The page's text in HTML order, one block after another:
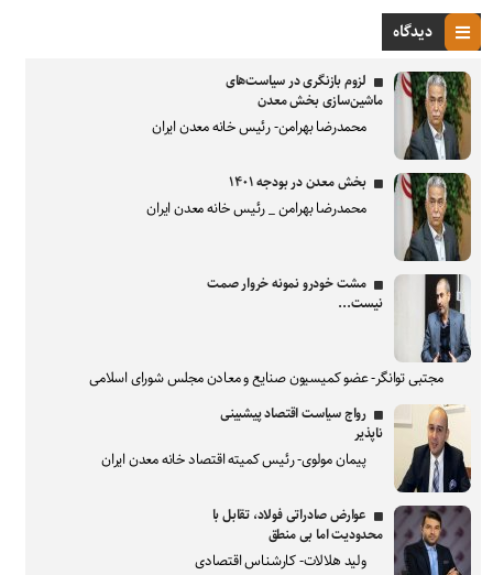
دیدگاه
لزوم بازنگری در سیاست‌های
ماشین‌سازی بخش معدن
محمدرضا بهرامن- رئیس خانه معدن ایران
بخش معدن در بودجه ۱۴۰۱
محمدرضا بهرامن _ رئیس خانه معدن ایران
مشت خودرو نمونه خروار صمت
نیست...
مجتبی توانگر- عضو کمیسیون صنایع و معادن مجلس شورای اسلامی
رواج سیاست اقتصاد پیشبینی
ناپذیر
پیمان مولوی- رئیس کمیته اقتصاد خانه معدن ایران
عوارض صادراتی فولاد، تقابل با
محدودیت اما بی منطق
ولید هلالات- کارشناس اقتصادی